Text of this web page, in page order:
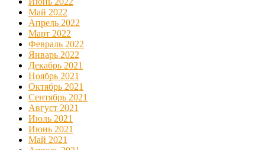
Май 2022
Апрель 2022
Март 2022
Февраль 2022
Январь 2022
Декабрь 2021
Ноябрь 2021
Октябрь 2021
Сентябрь 2021
Август 2021
Июль 2021
Июнь 2021
Май 2021